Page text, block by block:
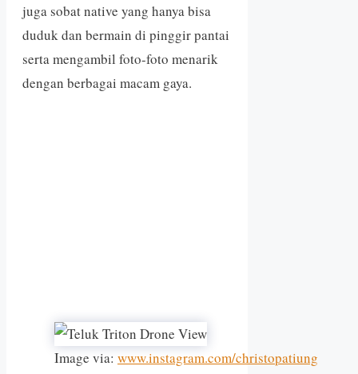
juga sobat native yang hanya bisa
duduk dan bermain di pinggir pantai
serta mengambil foto-foto menarik
dengan berbagai macam gaya.
Image via: www.instagram.com/christopatiung